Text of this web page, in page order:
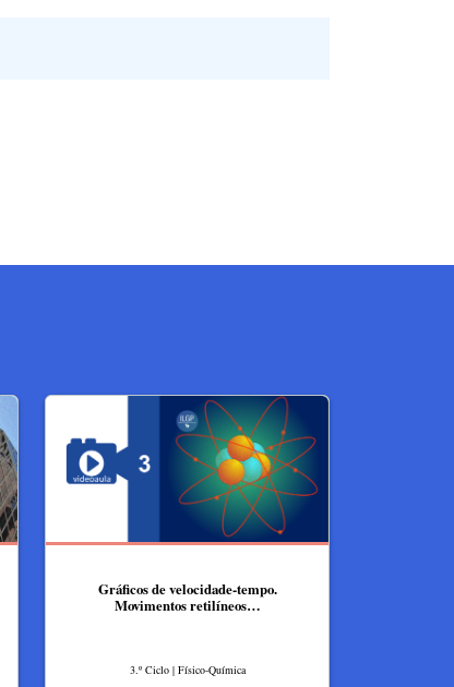
Gráficos de velocidade-tempo.
Movimentos retilíneos…
3.º Ciclo | Físico-Química